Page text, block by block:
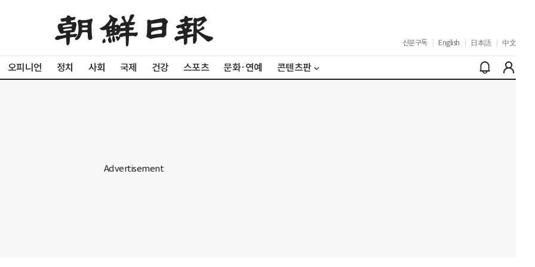
신문구독 English 日本語 中文
오피니언 정치 사회 국제 건강 스포츠 문화·연예 콘텐츠판